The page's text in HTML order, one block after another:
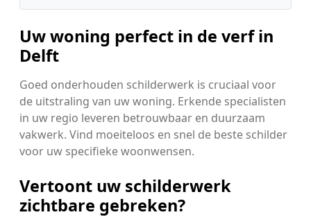
Uw woning perfect in de verf in
Delft
Goed onderhouden schilderwerk is cruciaal voor
de uitstraling van uw woning. Erkende specialisten
in uw regio leveren betrouwbaar en duurzaam
vakwerk. Vind moeiteloos en snel de beste schilder
voor uw specifieke woonwensen.
Vertoont uw schilderwerk
zichtbare gebreken?